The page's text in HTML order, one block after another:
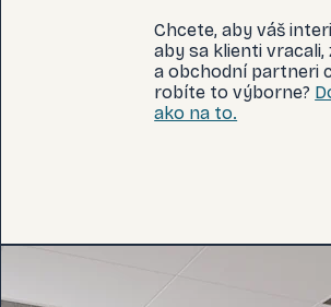
Chcete, aby váš
aby sa klienti
a obchodní partneri
robíte to výborne?
ako na to.